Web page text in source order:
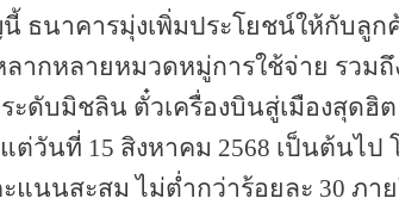
ธนาคารมุ่งเพิ่มประโยชน์ให้กับลู
ลากหลายหมวดหมู่การใช้จ่าย รวม
ะดับมิชลิน ตั๋วเครื่องบินสู่เมืองสุด
ต่วันที่ 15 สิงหาคม 2568 เป็นต้นไป
แนนสะสม ไม่ต่ำกว่าร้อยละ 30 ภา